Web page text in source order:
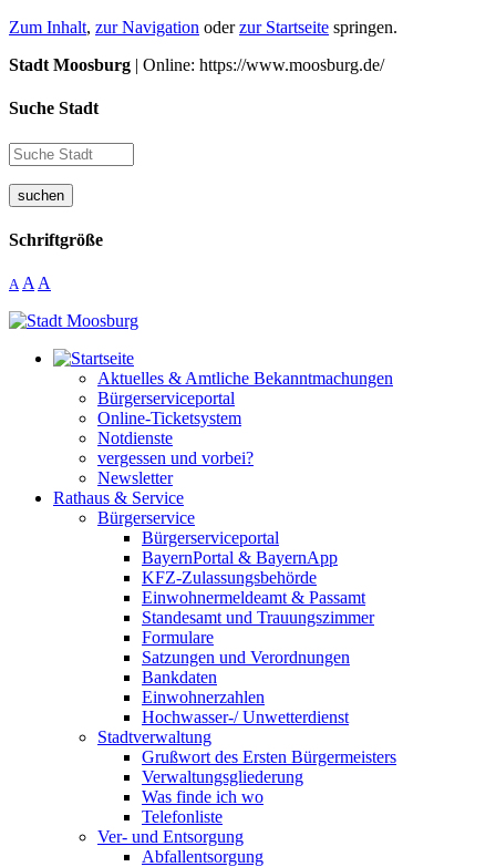
Zum Inhalt, zur Navigation oderzur Startseite springen.
Stadt Moosburg | Online: https://www.moosburg.de/
Suche Stadt
suchen
Schriftgröße
A A A
Aktuelles & Amtliche Bekanntmachungen
Bürgerserviceportal
Online-Ticketsystem
Notdienste
vergessen und vorbei?
Newsletter
Rathaus & Service
Bürgerservice
Bürgerserviceportal
BayernPortal & BayernApp
KFZ-Zulassungsbehörde
Einwohnermeldeamt & Passamt
Standesamt und Trauungszimmer
Formulare
Satzungen und Verordnungen
Bankdaten
Einwohnerzahlen
Hochwasser-/ Unwetterdienst
Stadtverwaltung
Grußwort des Ersten Bürgermeisters
Verwaltungsgliederung
Was finde ich wo
Telefonliste
Ver- und Entsorgung
Abfallentsorgung